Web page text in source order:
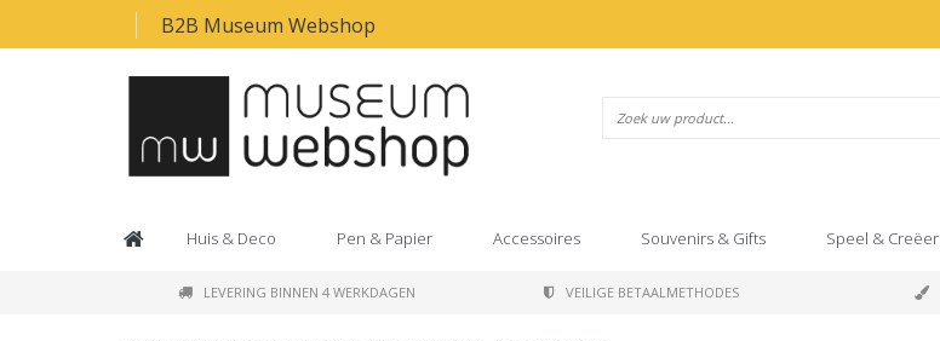
B2B Museum Webshop
Huis & Deco Pen & Papier Accessoires Souvenirs & Gifts Speel & Creëer
LEVERING BINNEN 4 WERKDAGEN VEILIGE BETAALMETHODES